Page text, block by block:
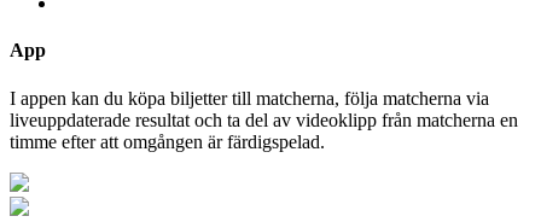
App
I appen kan du köpa biljetter till matcherna, följa matcherna via
liveuppdaterade resultat och ta del av videoklipp från matcherna en
timme efter att omgången är färdigspelad.